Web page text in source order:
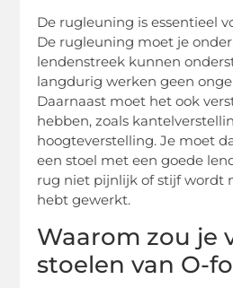
De rugleuning is essentieel
De rugleuning moet je
lendenstreek kunnen
langdurig werken geen
Daarnaast moet het ook
hebben, zoals
hoogteverstelling. Je moet
een stoel met een goede
rug niet pijnlijk of stijf wordt
hebt gewerkt.
Waarom zou je
stoelen van O-